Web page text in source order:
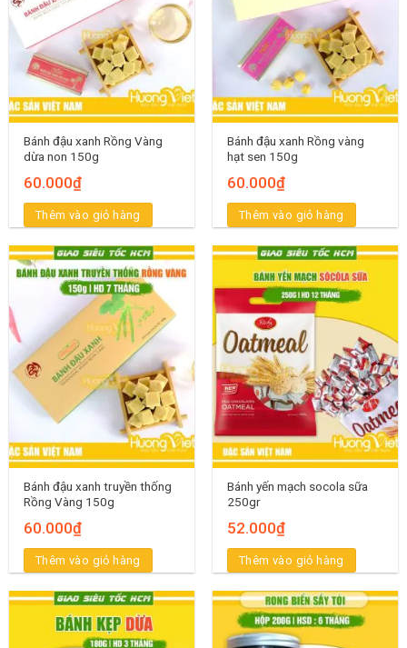
Bánh đậu xanh Rồng Vàng
dừa non 150g
60.000₫
Thêm vào giỏ hàng
Bánh đậu xanh Rồng vàng
hạt sen 150g
60.000₫
Thêm vào giỏ hàng
Bánh đậu xanh truyền thống
Rồng Vàng 150g
60.000₫
Thêm vào giỏ hàng
Bánh yến mạch socola sữa
250gr
52.000₫
Thêm vào giỏ hàng